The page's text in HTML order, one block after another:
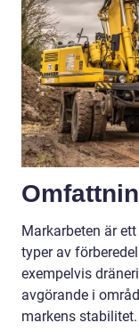
Markarbeten är
typer av
exempelvis
avgörande i
markens